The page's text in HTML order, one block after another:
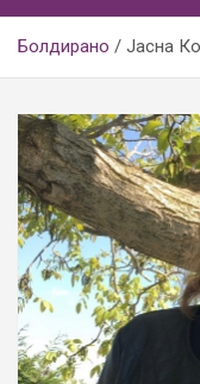
Болдирано Јасна